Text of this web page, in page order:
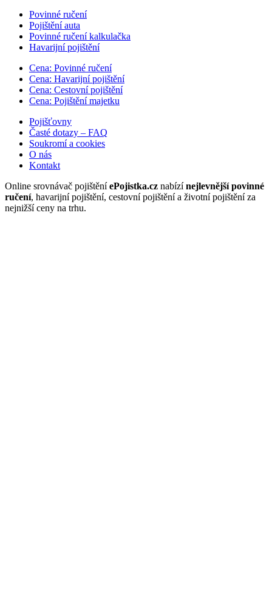
Povinné ručení
Pojištění auta
Povinné ručení kalkulačka
Havarijní pojištění
Cena: Povinné ručení
Cena: Havarijní pojištění
Cena: Cestovní pojištění
Cena: Pojištění majetku
Pojišťovny
Časté dotazy – FAQ
Soukromí a cookies
O nás
Kontakt
Online srovnávač pojištěníePojistka.cz nabízínejlevnější povinné
ručení, havarijní pojištění, cestovní pojištění a životní pojištění za
nejnižší ceny na trhu.